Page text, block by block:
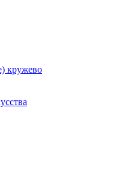
кружево